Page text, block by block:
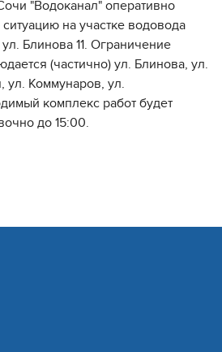
"Водоканал" оперативно
на участке водовода
Блинова 11. Ограничение
(частично) ул. Блинова, ул.
ул. Коммунаров, ул.
комплекс работ будет
до 15:00.